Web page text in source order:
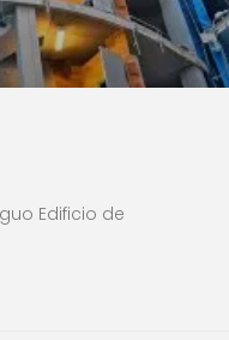
Edificio de